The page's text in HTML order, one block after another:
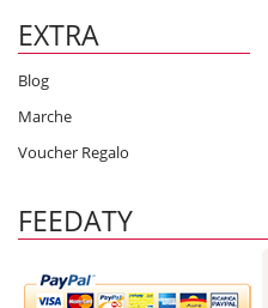
EXTRA
Blog
Marche
Voucher Regalo
FEEDATY